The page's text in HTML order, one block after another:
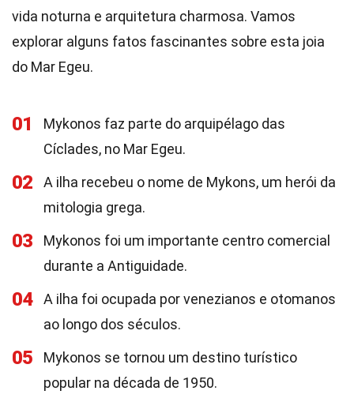
vida noturna e arquitetura charmosa. Vamos
explorar alguns fatos fascinantes sobre esta joia
do Mar Egeu.
01
Mykonos faz parte do arquipélago das
Cíclades, no Mar Egeu.
02
A ilha recebeu o nome de Mykons, um herói da
mitologia grega.
03
Mykonos foi um importante centro comercial
durante a Antiguidade.
04
A ilha foi ocupada por venezianos e otomanos
ao longo dos séculos.
05
Mykonos se tornou um destino turístico
popular na década de 1950.